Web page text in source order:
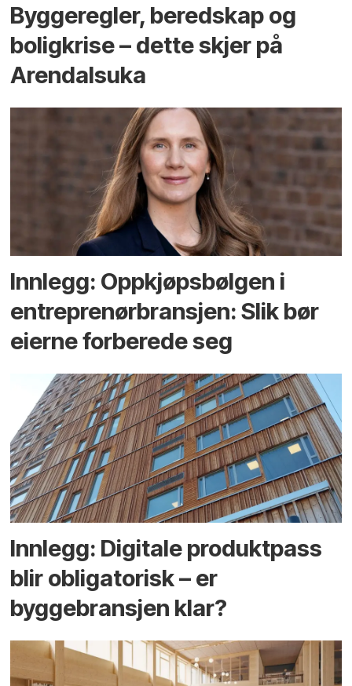
Bygge­regler, beredskap og
bolig­krise – dette skjer på
Arendals­uka
Innlegg: Oppkjøps­bølgen i
entreprenør­bransjen: Slik bør
eierne forberede seg
Innlegg: Digitale produktpass
blir obligatorisk – er
byggebransjen klar?